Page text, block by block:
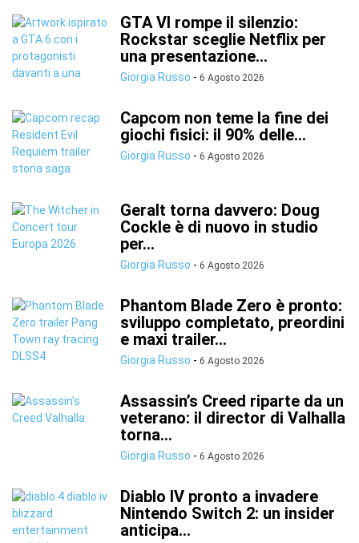
GTA VI rompe il silenzio:
Rockstar sceglie Netflix per
una presentazione...
Giorgia Russo - 6 Agosto 2026
Capcom non teme la fine dei
giochi fisici: il 90% delle...
Giorgia Russo - 6 Agosto 2026
Geralt torna davvero: Doug
Cockle è di nuovo in studio
per...
Giorgia Russo - 6 Agosto 2026
Phantom Blade Zero è pronto:
sviluppo completato, preordini
e maxi trailer...
Giorgia Russo - 6 Agosto 2026
Assassin’s Creed riparte da un
veterano: il director di Valhalla
torna...
Giorgia Russo - 6 Agosto 2026
Diablo IV pronto a invadere
Nintendo Switch 2: un insider
anticipa...